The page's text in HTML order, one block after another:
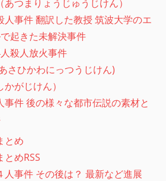
つまりょうじゅうじけん）
人事件 翻訳した教授 筑波大学のエ
起きた未解決事件
殺人放火事件
さひかわにっつうじけん)
がじけん）
事件 後の様々な都市伝説の素材と
とめ
めRSS
人事件 その後は？ 最新など進展